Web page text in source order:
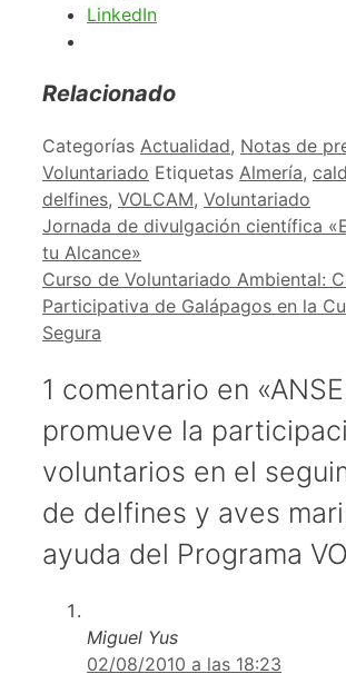
LinkedIn
Relacionado
Categorías Actualidad, Notas de
Voluntariado Etiquetas Almería,
delfines, VOLCAM, Voluntariado
Jornada de divulgación científica
tu Alcance»
Curso de Voluntariado Ambiental:
Participativa de Galápagos en la
Segura
1 comentario en «ANSE
promueve la
voluntarios en el
de delfines y aves
ayuda del Programa
Miguel Yus
02/08/2010 a las 18:23